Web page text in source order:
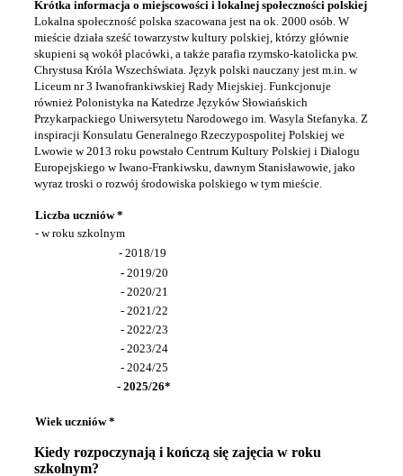
Krótka informacja o miejscowości i lokalnej społeczności polskiej
Lokalna społeczność polska szacowana jest na ok. 2000 osób. W
mieście działa sześć towarzystw kultury polskiej, którzy głównie
skupieni są wokół placówki, a także parafia rzymsko-katolicka pw.
Chrystusa Króla Wszechświata. Język polski nauczany jest m.in. w
Liceum nr 3 Iwanofrankiwskiej Rady Miejskiej. Funkcjonuje
również Polonistyka na Katedrze Języków Słowiańskich
Przykarpackiego Uniwersytetu Narodowego im. Wasyla Stefanyka. Z
inspiracji Konsulatu Generalnego Rzeczypospolitej Polskiej we
Lwowie w 2013 roku powstało Centrum Kultury Polskiej i Dialogu
Europejskiego w Iwano-Frankiwsku, dawnym Stanisławowie, jako
wyraz troski o rozwój środowiska polskiego w tym mieście.
Liczba uczniów *
- w roku szkolnym
- 2018/19
- 2019/20
- 2020/21
- 2021/22
- 2022/23
- 2023/24
- 2024/25
- 2025/26*
Wiek uczniów *
Kiedy rozpoczynają i kończą się zajęcia w roku
szkolnym?